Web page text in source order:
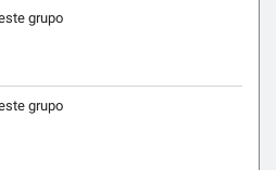
grupo
grupo